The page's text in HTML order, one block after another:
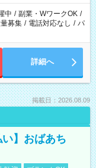
中 / 副業・WワークOK /
募集 / 電話対応なし / パ
詳細へ
掲載日：2026.08.09
い】おばあち